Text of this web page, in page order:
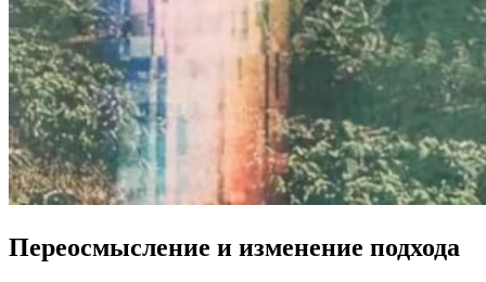
Переосмысление и изменение подхода